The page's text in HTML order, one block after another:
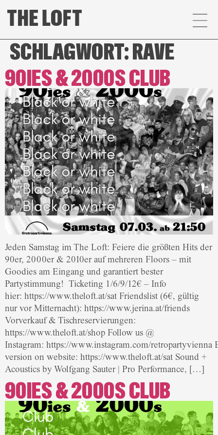
SCHLAGWORT: RAVE
90IES & 2000S CLUB
Jeden Samstag im The Loft: Feiere die größten Hits der
90er, 2000er & 2010er auf mehreren Floors – mit
Goodies am Eingang und garantiert bester
Partystimmung! Ticketing 1/6/9/12€ – Info
hier: https://www.theloft.at/sat Friendslist (6€, gültig
nur vor Mitternacht): https://www.jerina.at/friends
Vorverkauf & Tischreservierungen:
https://www.theloft.at/shop Follow us @
Instagram: https://www.instagram.com/retropartyvienna
version on website: https://www.theloft.at/sat Sound +
Acoustics by Wolfgang Sauter | Pro Performance, […]
90IES & 2000S CLUB